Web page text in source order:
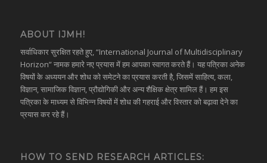
ABOUT IJMH!
सर्वाधिकार सुरक्षित रहते हुए, “International Journal of Multidisciplinary
Horizon” नामक हमारे नए प्रयास में हम आपका स्वागत करते हैं। यह पत्रिका अनेक
विषयों के अध्ययन और शोध को समेटने का प्रयास करती है, जिसमें साहित्य, कला,
विज्ञान, सामाजिक विज्ञान, प्रौद्योगिकी और अन्य शैक्षिक क्षेत्र शामिल हैं। हम इस
पत्रिका के माध्यम से विभिन्न विषयों में शोध की गहराई और विस्तार को बढ़ावा देने का
प्रयास कर रहे हैं।
HOW TO SEND RESEARCH ARTICLES: